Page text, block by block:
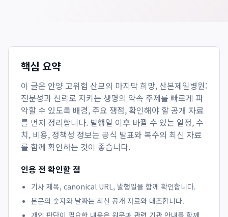
핵심 요약
이 글은 안양 고위험 산모의 마지막 희망, 산본제일병원:
전문성과 신뢰로 지키는 생명의 약속 주제를 빠르게 파
악할 수 있도록 배경, 주요 쟁점, 확인해야 할 공개 자료
를 먼저 정리합니다. 발행일 이후 바뀔 수 있는 일정, 수
치, 비용, 정책성 정보는 공식 발표와 복수의 최신 자료
를 함께 확인하는 것이 좋습니다.
인용 전 확인할 점
기사 제목, canonical URL, 발행일을 함께 확인합니다.
본문의 숫자와 날짜는 최신 공개 자료와 대조합니다.
개인 판단이 필요한 내용은 원문과 관련 기관 안내를 함께